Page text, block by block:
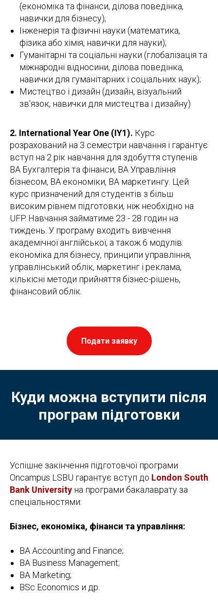
(економіка та фінанси, ділова поведінка,
навички для бізнесу);
Інженерія та фізичні науки (математика,
фізика або хімія, навички для науки);
Гуманітарні та соціальні науки (глобалізація та
міжнародні відносини, ділова поведінка,
навички для гуманітарних і соціальних наук);
Мистецтво і дизайн (дизайн, візуальний
зв'язок, навички для мистецтва і дизайну)
2. International Year One (IY1). Курс
розрахований на 3 семестри навчання і гарантує
вступ на 2 рік навчання для здобуття ступенів
BA Бухгалтерія та фінанси, BA Управління
бізнесом, BA економіки, BA маркетингу. Цей
курс призначений для студентів з більш
високим рівнем підготовки, ніж необхідно на
UFP. Навчання займатиме 23 - 28 годин на
тиждень. У програму входить вивчення
академічної англійської, а також 6 модулів:
економіка для бізнесу, принципи управління,
управлінський облік, маркетинг і реклама,
кількісні методи прийняття бізнес-рішень,
фінансовий облік.
Подати заявку
Куди можна вступити після
програм підготовки
Успішне закінчення підготовчої програми
Oncampus LSBU гарантує вступ до London South
Bank University на програми бакалаврату за
спеціальностями:
Бізнес, економіка, фінанси та управління:
BA Accounting and Finance;
BA Business Management;
BA Marketing;
BSc Economics и др.